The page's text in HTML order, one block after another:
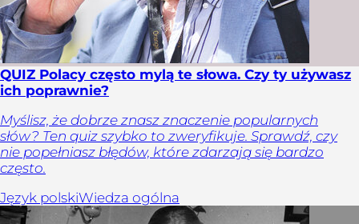
QUIZ Polacy często mylą te słowa. Czy ty używasz
ich poprawnie?
Myślisz, że dobrze znasz znaczenie popularnych
słów? Ten quiz szybko to zweryfikuje. Sprawdź, czy
nie popełniasz błędów, które zdarzają się bardzo
często.
Język polskiWiedza ogólna